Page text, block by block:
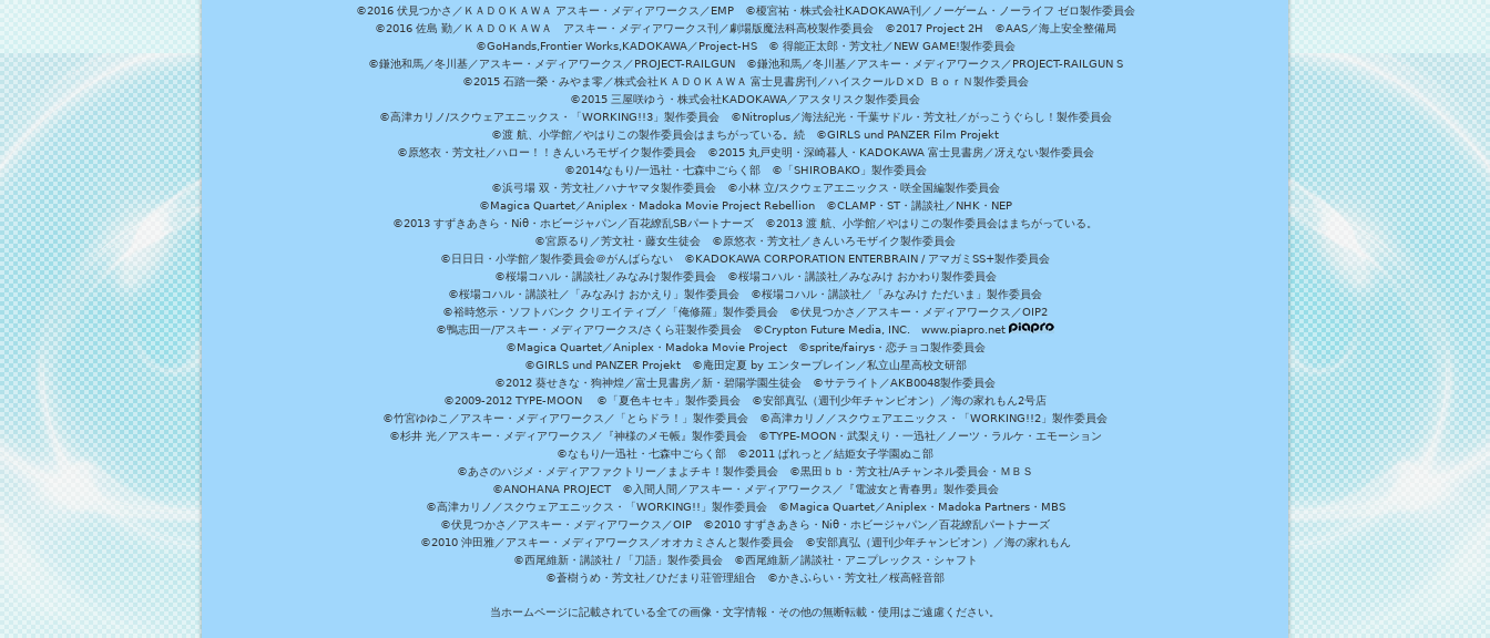
©2016 伏見つかさ／ＫＡＤＯＫＡＷＡ アスキー・メディアワークス／EMP ©榎宮祐・株式会社KADOKAWA刊／ノーゲーム・ノーライフ ゼロ製作委員会
©2016 佐島 勤／ＫＡＤＯＫＡＷＡ アスキー・メディアワークス刊／劇場版魔法科高校製作委員会 ©2017 Project 2H ©AAS／海上安全整備局
©GoHands,Frontier Works,KADOKAWA／Project-HS © 得能正太郎・芳文社／NEW GAME!製作委員会
©鎌池和馬／冬川基／アスキー・メディアワークス／PROJECT-RAILGUN ©鎌池和馬／冬川基／アスキー・メディアワークス／PROJECT-RAILGUN S
©2015 石踏一榮・みやま零／株式会社ＫＡＤＯＫＡＷＡ 富士見書房刊／ハイスクールＤ×Ｄ ＢｏｒＮ製作委員会
©2015 三屋咲ゆう・株式会社KADOKAWA／アスタリスク製作委員会
©高津カリノ/スクウェアエニックス・「WORKING!!3」製作委員会 ©Nitroplus／海法紀光・千葉サドル・芳文社／がっこうぐらし！製作委員会
©渡 航、小学館／やはりこの製作委員会はまちがっている。続 ©GIRLS und PANZER Film Projekt
©原悠衣・芳文社／ハロー！！きんいろモザイク製作委員会 ©2015 丸戸史明・深崎暮人・KADOKAWA 富士見書房／冴えない製作委員会
©2014なもり/一迅社・七森中ごらく部 ©「SHIROBAKO」製作委員会
©浜弓場 双・芳文社／ハナヤマタ製作委員会 ©小林 立/スクウェアエニックス・咲全国編製作委員会
©Magica Quartet／Aniplex・Madoka Movie Project Rebellion ©CLAMP・ST・講談社／NHK・NEP
©2013 すずきあきら・Niθ・ホビージャパン／百花繚乱SBパートナーズ ©2013 渡 航、小学館／やはりこの製作委員会はまちがっている。
©宮原るり／芳文社・藤女生徒会 ©原悠衣・芳文社／きんいろモザイク製作委員会
©日日日・小学館／製作委員会＠がんばらない ©KADOKAWA CORPORATION ENTERBRAIN / アマガミSS+製作委員会
©桜場コハル・講談社／みなみけ製作委員会 ©桜場コハル・講談社／みなみけ おかわり製作委員会
©桜場コハル・講談社／「みなみけ おかえり」製作委員会 ©桜場コハル・講談社／「みなみけ ただいま」製作委員会
©裕時悠示・ソフトバンク クリエイティブ／「俺修羅」製作委員会 ©伏見つかさ／アスキー・メディアワークス／OIP2
©鴨志田一/アスキー・メディアワークス/さくら荘製作委員会 ©Crypton Future Media, INC. www.piapro.net
©Magica Quartet／Aniplex・Madoka Movie Project ©sprite/fairys・恋チョコ製作委員会
©GIRLS und PANZER Projekt ©庵田定夏 by エンターブレイン／私立山星高校文研部
©2012 葵せきな・狗神煌／富士見書房／新・碧陽学園生徒会 ©サテライト／AKB0048製作委員会
©2009-2012 TYPE-MOON ©「夏色キセキ」製作委員会 ©安部真弘（週刊少年チャンピオン）／海の家れもん2号店
©竹宮ゆゆこ／アスキー・メディアワークス／「とらドラ！」製作委員会 ©高津カリノ／スクウェアエニックス・「WORKING!!2」製作委員会
©杉井 光／アスキー・メディアワークス／『神様のメモ帳』製作委員会 ©TYPE-MOON・武梨えり・一迅社／ノーツ・ラルケ・エモーション
©なもり/一迅社・七森中ごらく部 ©2011 ぱれっと／結姫女子学園ぬこ部
©あさのハジメ・メディアファクトリー／まよチキ！製作委員会 ©黒田ｂｂ・芳文社/Aチャンネル委員会・ＭＢＳ
©ANOHANA PROJECT ©入間人間／アスキー・メディアワークス／『電波女と青春男』製作委員会
©高津カリノ／スクウェアエニックス・「WORKING!!」製作委員会 ©Magica Quartet／Aniplex・Madoka Partners・MBS
©伏見つかさ／アスキー・メディアワークス／OIP ©2010 すずきあきら・Niθ・ホビージャパン／百花繚乱パートナーズ
©2010 沖田雅／アスキー・メディアワークス／オオカミさんと製作委員会 ©安部真弘（週刊少年チャンピオン）／海の家れもん
©西尾維新・講談社 / 「刀語」製作委員会 ©西尾維新／講談社・アニプレックス・シャフト
©蒼樹うめ・芳文社／ひだまり荘管理組合 ©かきふらい・芳文社／桜高軽音部
当ホームページに記載されている全ての画像・文字情報・その他の無断転載・使用はご遠慮ください。